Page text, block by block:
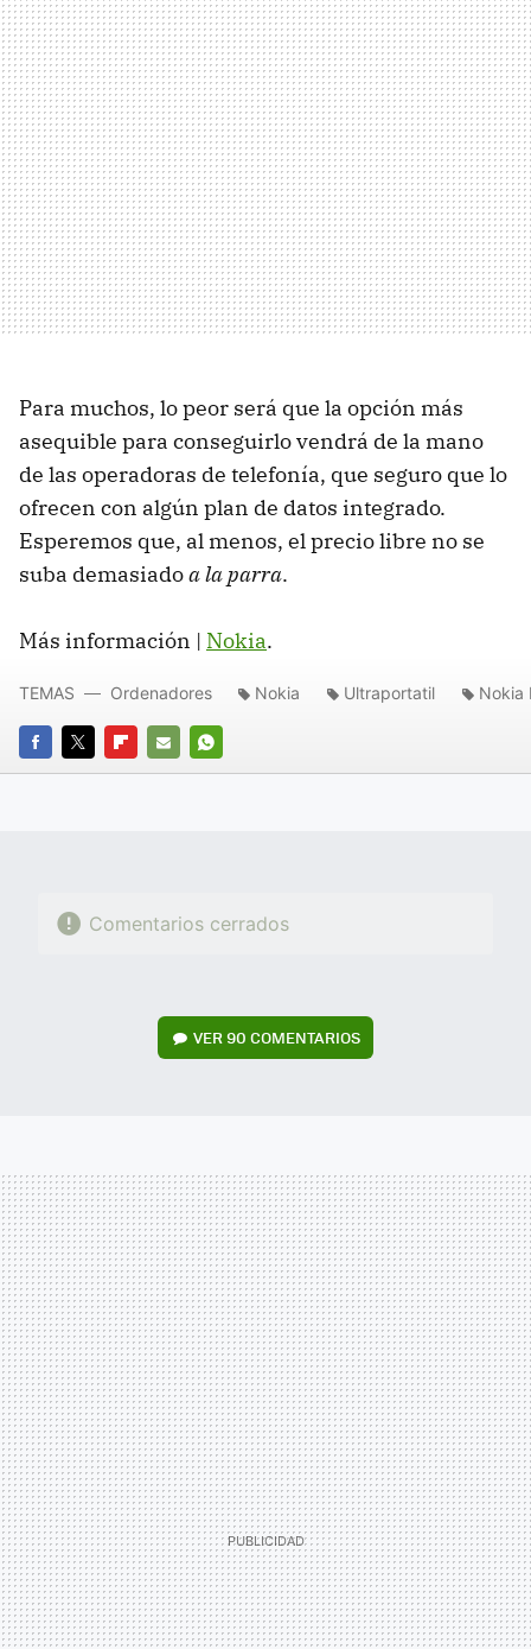
Para muchos, lo peor será que la opción más
asequible para conseguirlo vendrá de la mano
de las operadoras de telefonía, que seguro que lo
ofrecen con algún plan de datos integrado.
Esperemos que, al menos, el precio libre no se
suba demasiadoa la parra.
Más información | Nokia.
FACEBOOK
TWITTERFLIPBOARD
E-
WHATSAPP
TEMAS Ordenadores Nokia Ultraportatil Nokia
Comentarios cerrados
VER90 COMENTARIOS